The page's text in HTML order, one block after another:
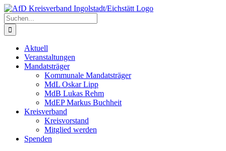
Zum
Inhalt
springen
Suche
nach:
Aktuell
Veranstaltungen
Mandatsträger
Kommunale Mandatsträger
MdL Oskar Lipp
MdB Lukas Rehm
MdEP Markus Buchheit
Kreisverband
Kreisvorstand
Mitglied werden
Spenden